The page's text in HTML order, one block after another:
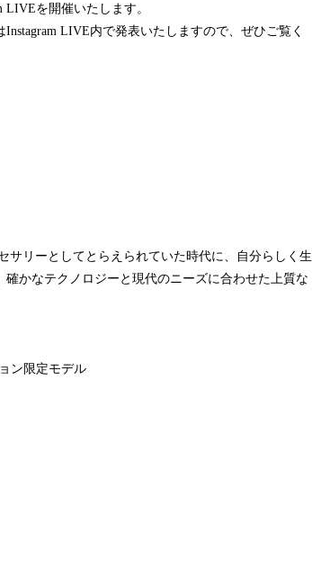
を開催いたします。
LIVE内で発表いたしますので、ぜひご覧く
サリーとしてとらえられていた時代に、自分らしく生
かなテクノロジーと現代のニーズに合わせた上質な
ン限定モデル